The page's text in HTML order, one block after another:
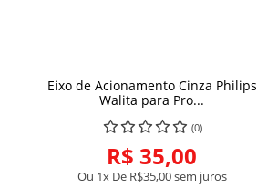
COMPRAR
Eixo de Acionamento Cinza Philips
Walita para Pro...
(0)
R$ 35,00
Ou 1x De R$35,00sem juros